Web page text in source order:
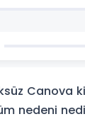
Canova
nedeni